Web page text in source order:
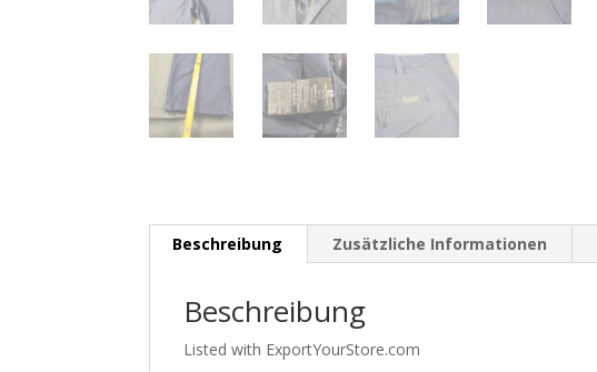
Beschreibung Zusätzliche Informationen
Beschreibung
Listed with ExportYourStore.com